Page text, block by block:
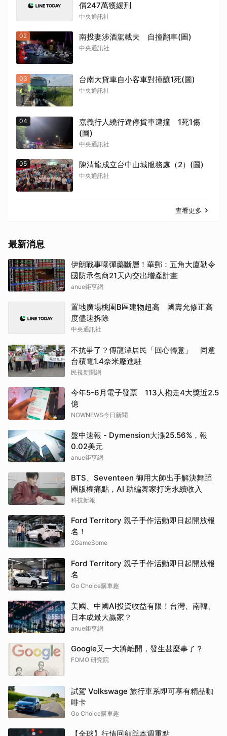
償247萬獲緩刑
中央通訊社
02 南投妻涉酒駕載夫 自撞翻車(圖)
中央通訊社
03 台南大貨車自小客車對撞釀1死(圖)
中央通訊社
04
嘉義行人繞行違停貨車遭撞 1死1傷
(圖)
中央通訊社
05 陳清龍成立台中山城服務處（2）(圖)
中央通訊社
查看更多
最新消息
伊朗戰事曝彈藥斷層！華郵：五角大廈勒令
國防承包商21天內交出增產計畫
anue鉅亨網
置地廣場桃園B區建物超高 國壽允修正高
度儘速拆除
中央通訊社
不抗爭了？傳龍潭居民「回心轉意」 同意
台積電1.4奈米廠進駐
民視新聞網
今年5-6月電子發票 113人抱走4大獎近2.5
億
NOWNEWS今日新聞
盤中速報 - Dymension大漲25.56%，報
0.02美元
anue鉅亨網
BTS、Seventeen 御用大師出手解決舞蹈
圈版權痛點，AI 助編舞家打造永續收入
科技新報
Ford Territory 親子手作活動即日起開放報
名！
2GameSome
Ford Territory 親子手作活動即日起開放報
名
Go Choice購車趣
美國、中國AI投資收益有限！台灣、南韓、
日本成最大贏家？
anue鉅亨網
Google又一大將離開，發生甚麼事了？
FOMO 研究院
試駕 Volkswage 旅行車系即可享有精品咖
啡卡
Go Choice購車趣
【全球】行情回顧與本週重點
取消